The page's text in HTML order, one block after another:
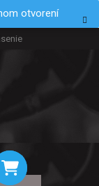
otvorení